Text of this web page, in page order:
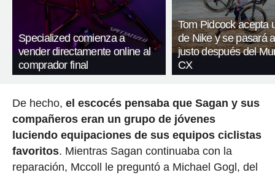
Specialized comienza a
vender directamente online al
comprador final
Tom Pidcock acepta
de Nike y se pasará
justo después del
CX
De hecho, el escocés pensaba que Sagan y sus
compañeros eran un grupo de jóvenes
luciendo equipaciones de sus equipos ciclistas
favoritos. Mientras Sagan continuaba con la
reparación, Mccoll le preguntó a Michael Gogl, del